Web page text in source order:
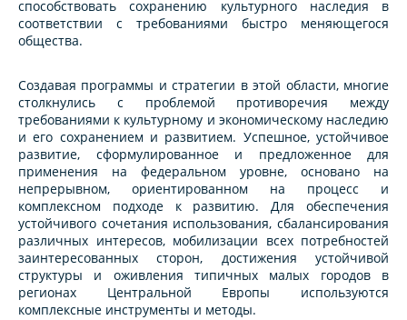
способствовать сохранению культурного наследия в
соответствии с требованиями быстро меняющегося
общества.
Создавая программы и стратегии в этой области, многие
столкнулись с проблемой противоречия между
требованиями к культурному и экономическому наследию
и его сохранением и развитием. Успешное, устойчивое
развитие, сформулированное и предложенное для
применения на федеральном уровне, основано на
непрерывном, ориентированном на процесс и
комплексном подходе к развитию. Для обеспечения
устойчивого сочетания использования, сбалансирования
различных интересов, мобилизации всех потребностей
заинтересованных сторон, достижения устойчивой
структуры и оживления типичных малых городов в
регионах Центральной Европы используются
комплексные инструменты и методы.